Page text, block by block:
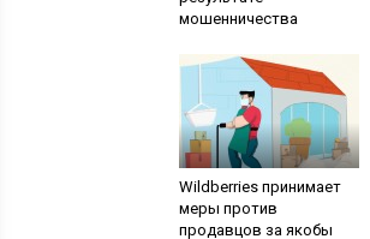
мошенничества
Wildberries принимает
меры против
продавцов за якобы